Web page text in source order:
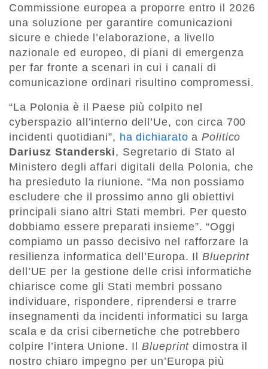
Commissione europea a proporre entro il 2026
una soluzione per garantire comunicazioni
sicure e chiede l’elaborazione, a livello
nazionale ed europeo, di piani di emergenza
per far fronte a scenari in cui i canali di
comunicazione ordinari risultino compromessi.
“La Polonia è il Paese più colpito nel
cyberspazio all’interno dell’Ue, con circa 700
incidenti quotidiani”, ha dichiarato aPolitico
Dariusz Standerski, Segretario di Stato al
Ministero degli affari digitali della Polonia, che
ha presieduto la riunione. “Ma non possiamo
escludere che il prossimo anno gli obiettivi
principali siano altri Stati membri. Per questo
dobbiamo essere preparati insieme”. “Oggi
compiamo un passo decisivo nel rafforzare la
resilienza informatica dell’Europa. IlBlueprint
dell’UE per la gestione delle crisi informatiche
chiarisce come gli Stati membri possano
individuare, rispondere, riprendersi e trarre
insegnamenti da incidenti informatici su larga
scala e da crisi cibernetiche che potrebbero
colpire l’intera Unione. IlBlueprint dimostra il
nostro chiaro impegno per un’Europa più